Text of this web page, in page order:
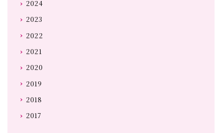
2024
2023
2022
2021
2020
2019
2018
2017